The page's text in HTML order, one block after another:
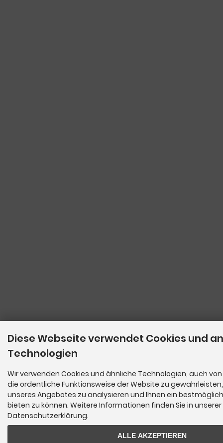
Diese Webseite verwendet Cookies und
Technologien
Wir verwenden Cookies und ähnliche Technologien, auch
die ordentliche Funktionsweise der Website zu
unseres Angebotes zu analysieren und Ihnen ein
bieten zu können. Weitere Informationen finden Sie in unserer
Datenschutzerklärung.
ALLE AKZEPTIEREN